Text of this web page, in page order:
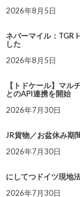
2026年8月5日
ネバーマイル：TGR
した
2026年8月5日
【トドケール】マ
とのAPI連携を開始
2026年7月30日
JR貨物／お盆休み期
2026年7月30日
にしてつドイツ現地
2026年7月30日